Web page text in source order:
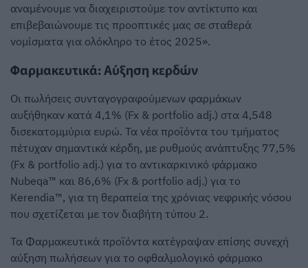
αναμένουμε να διαχειριστούμε τον αντίκτυπο και
επιβεβαιώνουμε τις προοπτικές μας σε σταθερά
νομίσματα για ολόκληρο το έτος 2025».
Φαρμακευτικά: Αύξηση κερδών
Οι πωλήσεις συνταγογραφούμενων φαρμάκων
αυξήθηκαν κατά 4,1% (Fx & portfolio adj.) στα 4,548
δισεκατομμύρια ευρώ. Τα νέα προϊόντα του τμήματος
πέτυχαν σημαντικά κέρδη, με ρυθμούς ανάπτυξης 77,5%
(Fx & portfolio adj.) για το αντικαρκινικό φάρμακο
Nubeqa™ και 86,6% (Fx & portfolio adj.) για το
Kerendia™, για τη θεραπεία της χρόνιας νεφρικής νόσου
που σχετίζεται με τον διαβήτη τύπου 2.
Τα Φαρμακευτικά προϊόντα κατέγραψαν επίσης συνεχή
αύξηση πωλήσεων για το οφθαλμολογικό φάρμακο